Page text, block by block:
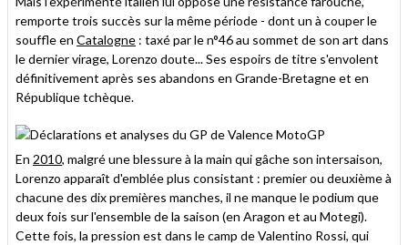
remporte trois succès sur la même période - dont un à couper le
souffle en Catalogne : taxé par le n°46 au sommet de son art dans
le dernier virage, Lorenzo doute... Ses espoirs de titre s'envolent
définitivement après ses abandons en Grande-Bretagne et en
République tchèque.
En 2010, malgré une blessure à la main qui gâche son intersaison,
Lorenzo apparaît d'emblée plus consistant : premier ou deuxième à
chacune des dix premières manches, il ne manque le podium que
deux fois sur l'ensemble de la saison (en Aragon et au Motegi).
Cette fois, la pression est dans le camp de Valentino Rossi, qui